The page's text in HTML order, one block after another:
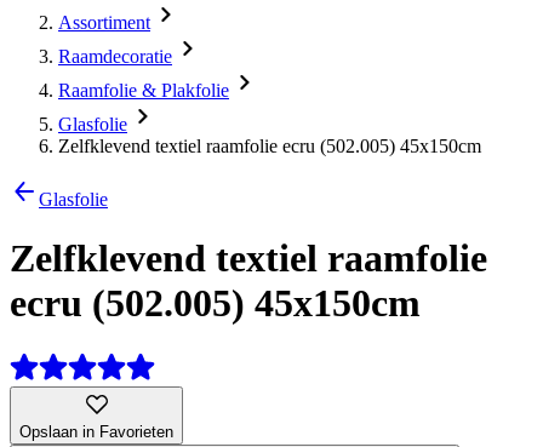
Assortiment
Raamdecoratie
Raamfolie & Plakfolie
Glasfolie
Zelfklevend textiel raamfolie ecru (502.005) 45x150cm
Glasfolie
Zelfklevend textiel raamfolie
ecru (502.005) 45x150cm
Opslaan in Favorieten